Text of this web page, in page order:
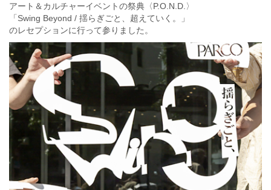
アート＆カルチャーイベントの祭典〈P.O.N.D.〉
「Swing Beyond / 揺らぎごと、超えていく。」
のレセプションに行って参りました。